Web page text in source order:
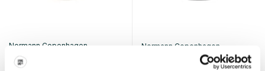
Normann Copenhagen
Bell hanglamp medium sand
Normann Copenhagen
Bell hanglamp medium black